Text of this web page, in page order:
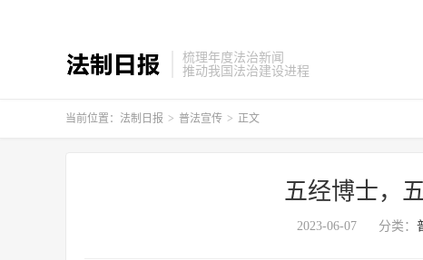
梳理年度法治新闻
推动我国法治建设进程
当前位置： 法制日报 > 普法宣传 > 正文
五经博士，
2023-06-07 分类：